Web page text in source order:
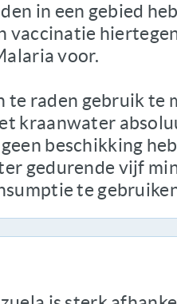
in een gebied
vaccinatie
voor.
te raden gebruik te
kraanwater
beschikking
gedurende vijf
te